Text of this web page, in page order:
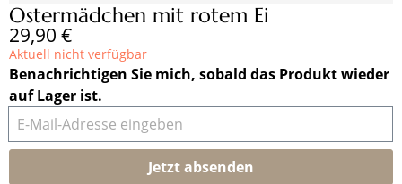
Ostermädchen mit rotem Ei
Regulärer Preis:
29,90 €
Aktuell nicht verfügbar
Benachrichtigen Sie mich, sobald das Produkt wieder
auf Lager ist.
E-Mail-Adresse eingeben
Jetzt absenden